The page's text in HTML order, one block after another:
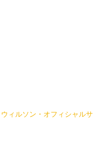
ウィルソン・オフィシャルサ